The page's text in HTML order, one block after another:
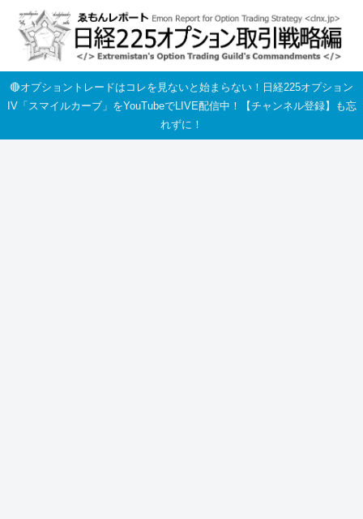
🔴オプショントレードはコレを見ないと始まらない！日経225オプション
IV「スマイルカーブ」をYouTubeでLIVE配信中！【チャンネル登録】も忘
れずに！